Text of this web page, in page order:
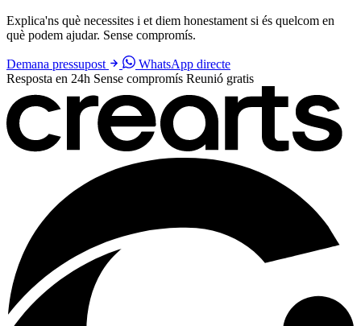
Explica'ns què necessites i et diem honestament si és quelcom en
què podem ajudar. Sense compromís.
Demana pressupost
WhatsApp directe
Resposta en 24h Sense compromís Reunió gratis